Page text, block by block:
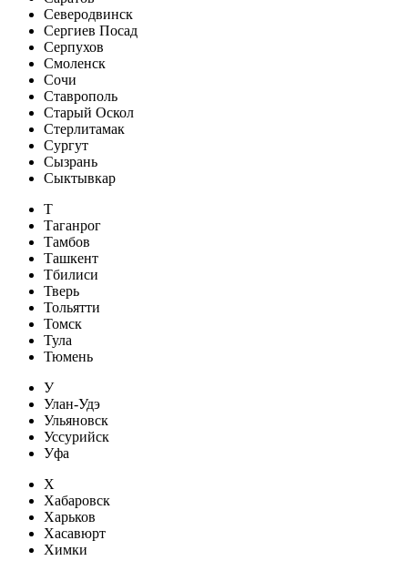
Северодвинск
Сергиев Посад
Серпухов
Смоленск
Сочи
Ставрополь
Старый Оскол
Стерлитамак
Сургут
Сызрань
Сыктывкар
Т
Таганрог
Тамбов
Ташкент
Тбилиси
Тверь
Тольятти
Томск
Тула
Тюмень
У
Улан-Удэ
Ульяновск
Уссурийск
Уфа
Х
Хабаровск
Харьков
Хасавюрт
Химки